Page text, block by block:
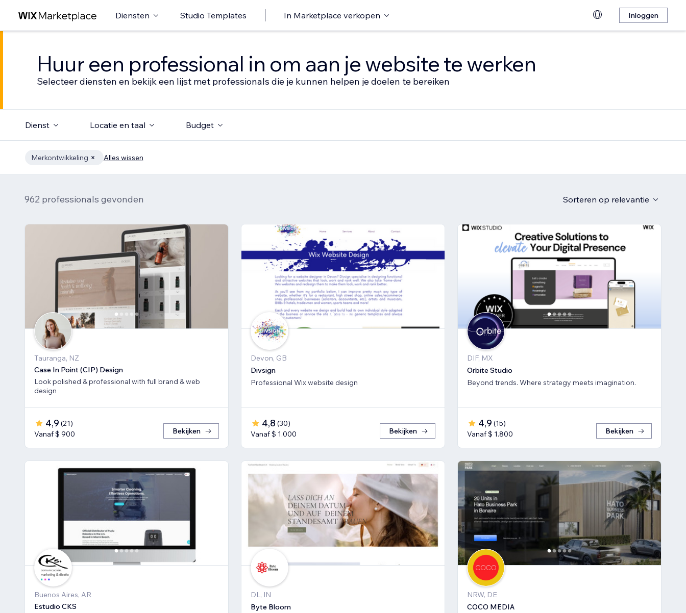
Diensten Studio Templates In Marketplace verkopen Inloggen
Huur een professional in om aan je website te werken
Selecteer diensten en bekijk een lijst met professionals die je kunnen helpen je doelen te bereiken
Dienst Locatie en taal Budget
Merkontwikkeling Alles wissen
962 professionals gevonden Sorteren op relevantie
Tauranga, NZ
Case In Point (CIP) Design
Look polished & professional with full brand & web
design
4,9 (21)
Vanaf $ 900
Bekijken
Devon, GB
Divsign
Professional Wix website design
4,8 (30)
Vanaf $ 1.000
Bekijken
DIF, MX
Orbite Studio
Beyond trends. Where strategy meets imagination.
4,9 (15)
Vanaf $ 1.800
Bekijken
Buenos Aires, AR
Estudio CKS
DL, IN
Byte Bloom
NRW, DE
COCO MEDIA